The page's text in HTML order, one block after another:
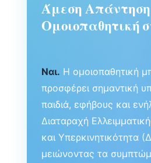
Άμεση Απάντηση
Ομοιοπαθητική
Ναι. Η ομοιοπαθητική
προσφέρει σημαντική
παιδιά, εφήβους και
Διαταραχή
και Υπερκινητικότητα
μειώνοντας τα